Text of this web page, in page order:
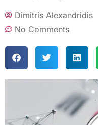
Dimitris Alexandridis
No Comments